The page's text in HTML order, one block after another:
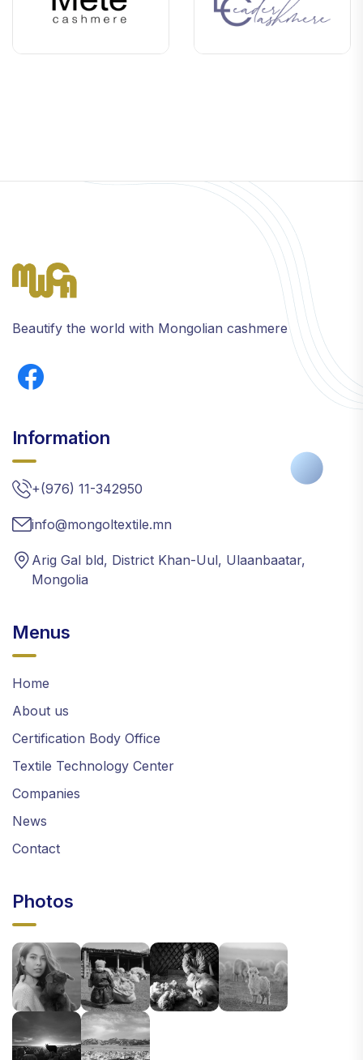
Beautify the world with Mongolian cashmere
Information
+(976) 11-342950
info@mongoltextile.mn
Arig Gal bld, District Khan-Uul, Ulaanbaatar,
Mongolia
Menus
Home
About us
Certification Body Office
Textile Technology Center
Companies
News
Contact
Photos